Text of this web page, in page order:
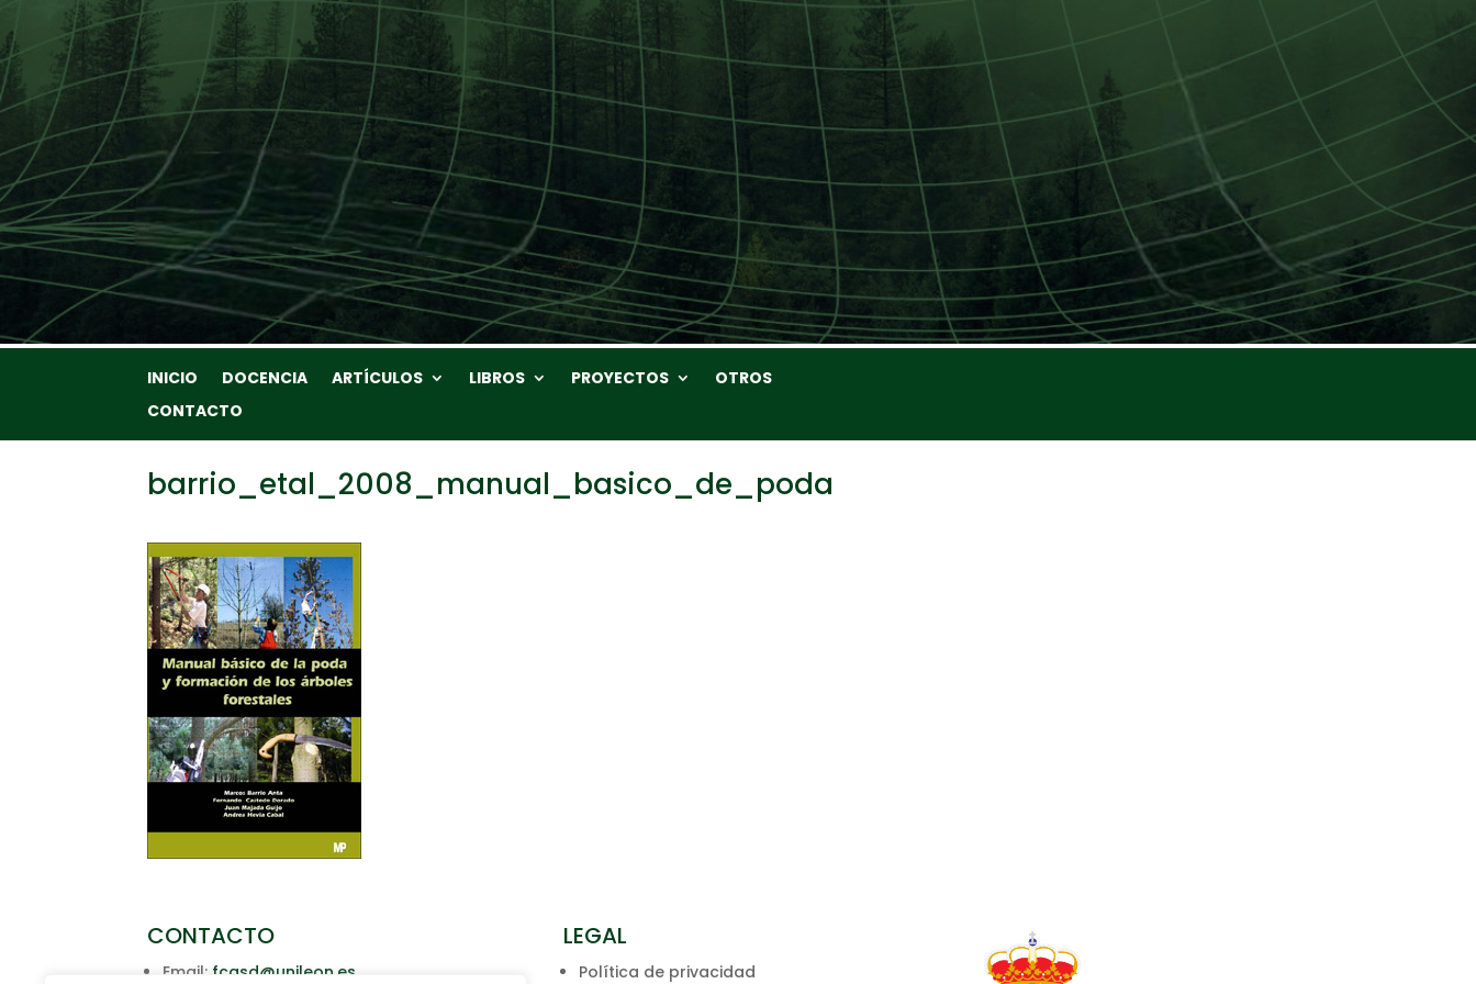
INICIO DOCENCIA ARTÍCULOS LIBROS PROYECTOS
OTROS
CONTACTO
barrio_etal_2008_manual_basico_de_poda
CONTACTO
Email: fcasd@unileon.es
LEGAL
Política de privacidad